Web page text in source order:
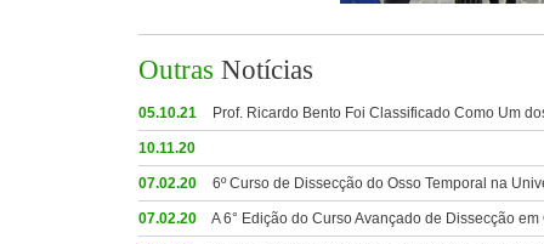
Outras Notícias
05.10.21 Prof. Ricardo Bento Foi Classificado Como Um
10.11.20
07.02.20 6º Curso de Dissecção do Osso Temporal na
07.02.20 A 6° Edição do Curso Avançado de Dissecção